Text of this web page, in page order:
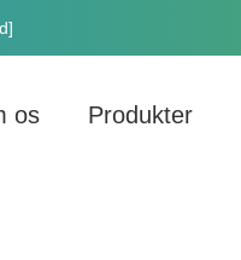
os Produkter